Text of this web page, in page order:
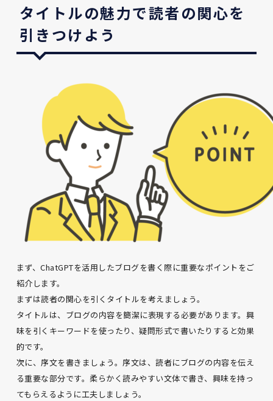
タイトルの魅力で読者の関心を
引きつけよう
まず、ChatGPTを活用したブログを書く際に重要なポイントをご
紹介します。
まずは読者の関心を引くタイトルを考えましょう。
タイトルは、ブログの内容を簡潔に表現する必要があります。興
味を引くキーワードを使ったり、疑問形式で書いたりすると効果
的です。
次に、序文を書きましょう。序文は、読者にブログの内容を伝え
る重要な部分です。柔らかく読みやすい文体で書き、興味を持っ
てもらえるように工夫しましょう。